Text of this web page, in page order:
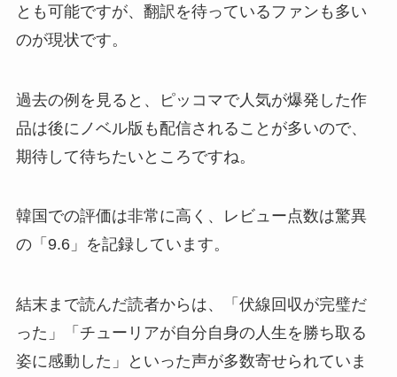
とも可能ですが、翻訳を待っているファンも多い
のが現状です。
過去の例を見ると、ピッコマで人気が爆発した作
品は後にノベル版も配信されることが多いので、
期待して待ちたいところですね。
韓国での評価は非常に高く、レビュー点数は驚異
の「9.6」を記録しています。
結末まで読んだ読者からは、「伏線回収が完璧だ
った」「チューリアが自分自身の人生を勝ち取る
姿に感動した」といった声が多数寄せられていま